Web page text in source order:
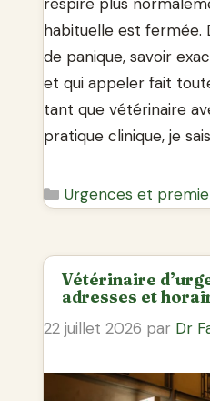
habituelle est fermée.
de panique, savoir
et qui appeler fait
tant que vétérinaire
pratique clinique, je
Catégories
Urgences et
Vétérinaire
adresses et
22 juillet 2026 par Dr